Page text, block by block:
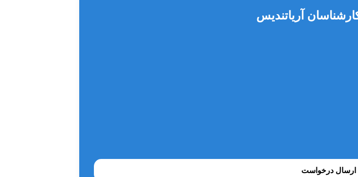
آریاتندیس
ارسال درخواست